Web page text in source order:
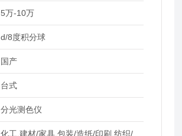
5万-10万
d/8度积分球
国产
台式
分光测色仪
化工,建材/家具,包装/造纸/印刷,纺织/